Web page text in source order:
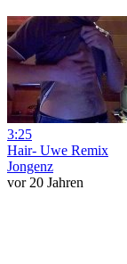
3:25
Hair- Uwe Remix
Jongenz
vor 20 Jahren